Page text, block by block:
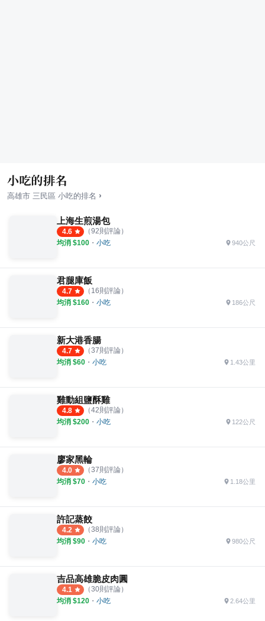
小吃的排名
高雄市 三民區 小吃的排名 ›
上海生煎湯包
4.6 （92則評論）
均消 $100 ・ 小吃 940公尺
君腿庫飯
4.7 （ 16則評論）
均消 $160 ・ 小吃 186公尺
新大港香腸
4.7 （37則評論）
均消 $60 ・ 小吃 1.43公里
雞動組鹽酥雞
4.8 （42則評論）
均消 $200 ・ 小吃 122公尺
廖家黑輪
4.0 （37則評論）
均消 $70 ・ 小吃 1.18公里
許記蒸餃
4.2 （38則評論）
均消 $90 ・ 小吃 980公尺
吉品高雄脆皮肉圓
4.1 （30則評論）
均消 $120 ・ 小吃 2.64公里